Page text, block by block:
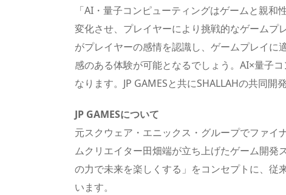
「AI・量子コンピューティングはゲームと親
変化させ、プレイヤーにより挑戦的なゲームプ
がプレイヤーの感情を認識し、ゲームプレイに
感のある体験が可能となるでしょう。AI×量子
なります。JP GAMESと共にSHALLAHの共同
JP GAMESについて
元スクウェア・エニックス・グループでファイ
ムクリエイター田畑端が立ち上げたゲーム開発
の力で未来を楽しくする」をコンセプトに、従
います。